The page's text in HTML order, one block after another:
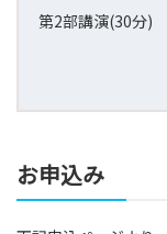
第2部講演(30分)
お申込み